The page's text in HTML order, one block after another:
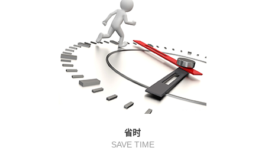
省时
SAVE TIME